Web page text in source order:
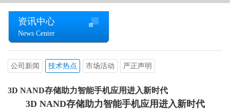
资讯中心
News Center
公司新闻 技术热点 市场活动 严正声明
3D NAND存储助力智能手机应用进入新时代
3D NAND存储助力智能手机应用进入新时代